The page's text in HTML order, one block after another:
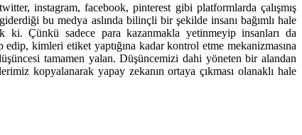
instagram, facebook, pinterest gibi platformlarda çalışmış
bu medya aslında bilinçli bir şekilde insanı bağımlı hale
ki. Çünkü sadece para kazanmakla yetinmeyip insanları da
kimleri etiket yaptığına kadar kontrol etme mekanizmasına
tamamen yalan. Düşüncemizi dahi yöneten bir alandan
kopyalanarak yapay zekanın ortaya çıkması olanaklı hale